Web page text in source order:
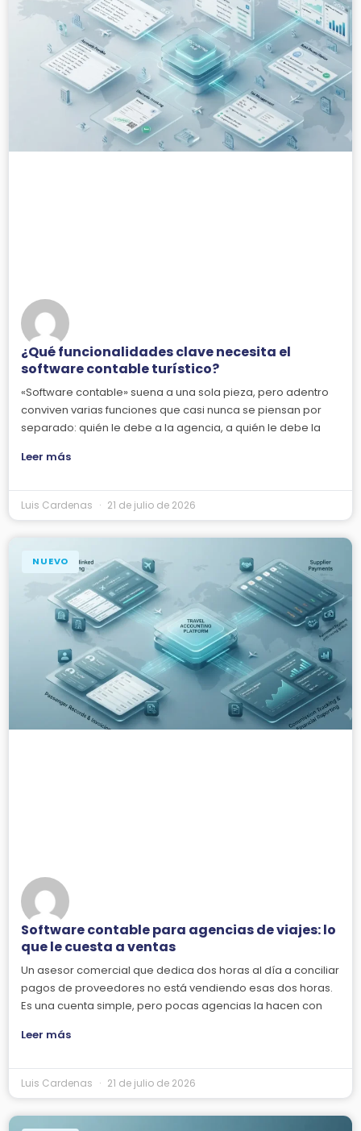
¿Qué funcionalidades clave necesita el
software contable turístico?
«Software contable» suena a una sola pieza, pero adentro
conviven varias funciones que casi nunca se piensan por
separado: quién le debe a la agencia, a quién le debe la
Leer más
Luis Cardenas 21 de julio de 2026
NUEVO
Software contable para agencias de viajes: lo
que le cuesta a ventas
Un asesor comercial que dedica dos horas al día a conciliar
pagos de proveedores no está vendiendo esas dos horas.
Es una cuenta simple, pero pocas agencias la hacen con
Leer más
Luis Cardenas 21 de julio de 2026